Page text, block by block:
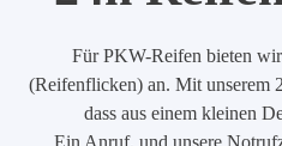
Für PKW-Reifen bieten
(Reifenflicken) an. Mit unserem
dass aus einem kleinen
Ein Anruf, und unsere